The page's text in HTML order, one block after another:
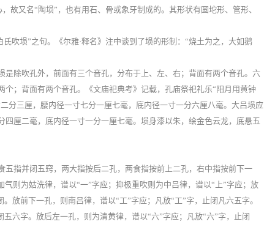
故又名“陶埙”，也有用石、骨或象牙制成的。其形状有圆坨形、管形、
吹埙”之句。《尔雅·释名》注中谈到了埙的形制：“烧土为之，大如鹅
除吹孔外，前面有三个音孔，分布于上、左、右；背面有两个音孔。六
；背面有两个音孔。《文庙祀典考》记载，孔庙祭祀礼乐“阳月用黄钟
分三厘，腰内径一寸七分一厘七毫，底内径一寸一分六厘八毫。大吕埙应
厘二毫，底内径一寸一分一厘七毫。埙身漆以朱，绘金色云龙，底悬五
指并闭五窍，两大指按后二孔，两食指按前上二孔，右中指按前下一
则为姑洗律，谱以“一”字应；抑极重吹则为中吕律，谱以“上”字应；放
放前下一孔，则南吕律，谱以“工”字应；凡放“工”字，止闭凡六五字。
六字。放后左一孔，则为清黄律，谱以“六”字应；凡放“六”字，止闭